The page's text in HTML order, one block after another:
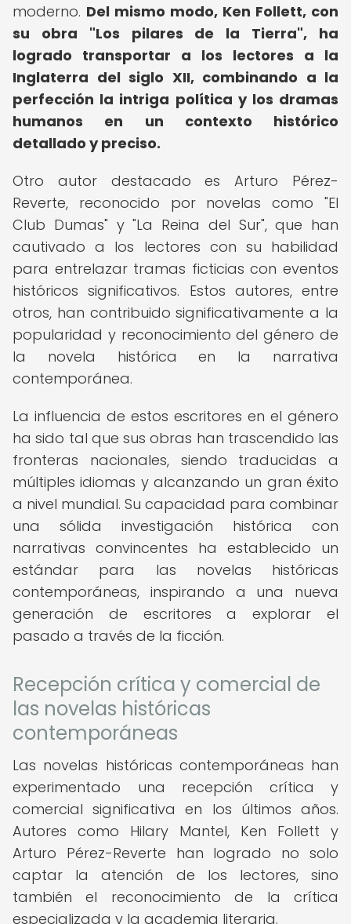
moderno. Del mismo modo, Ken Follett, con
su obra "Los pilares de la Tierra", ha
logrado transportar a los lectores a la
Inglaterra del siglo XII, combinando a la
perfección la intriga política y los dramas
humanos en un contexto histórico
detallado y preciso.
Otro autor destacado es Arturo Pérez-
Reverte, reconocido por novelas como "El
Club Dumas" y "La Reina del Sur", que han
cautivado a los lectores con su habilidad
para entrelazar tramas ficticias con eventos
históricos significativos. Estos autores, entre
otros, han contribuido significativamente a la
popularidad y reconocimiento del género de
la novela histórica en la narrativa
contemporánea.
La influencia de estos escritores en el género
ha sido tal que sus obras han trascendido las
fronteras nacionales, siendo traducidas a
múltiples idiomas y alcanzando un gran éxito
a nivel mundial. Su capacidad para combinar
una sólida investigación histórica con
narrativas convincentes ha establecido un
estándar para las novelas históricas
contemporáneas, inspirando a una nueva
generación de escritores a explorar el
pasado a través de la ficción.
Recepción crítica y comercial de
las novelas históricas
contemporáneas
Las novelas históricas contemporáneas han
experimentado una recepción crítica y
comercial significativa en los últimos años.
Autores como Hilary Mantel, Ken Follett y
Arturo Pérez-Reverte han logrado no solo
captar la atención de los lectores, sino
también el reconocimiento de la crítica
especializada y la academia literaria.